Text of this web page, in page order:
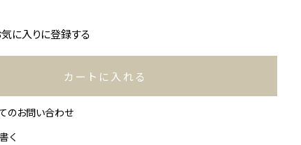
気に入りに登録する
カートに入れる
のお問い合わせ
く